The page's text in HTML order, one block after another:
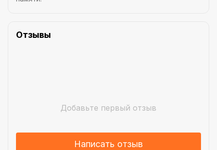
Отзывы
Добавьте первый отзыв
Написать отзыв